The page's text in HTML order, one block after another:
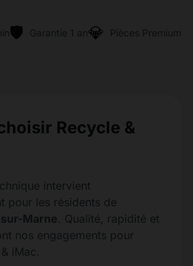
🛡️ Garantie 1 an💎 Pièces Premium
Recycle &
intervient
pour les résidents de
Marne. Qualité, rapidité et
nos engagements pour
iMac.